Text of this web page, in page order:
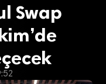
Swap